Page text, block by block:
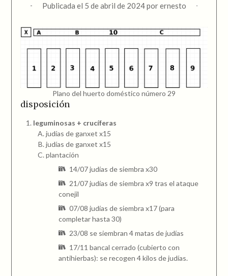
Publicada el 5 de abril de 2024porernesto
Plano del huerto doméstico número 29
disposición
leguminosas + crucíferas
judías de ganxet x15
judías de ganxet x15
plantación
14/07 judías de siembra x30
21/07 judías de siembra x9 tras el ataque
conejil
07/08 judías de siembra x17 (para
completar hasta 30)
23/08 se siembran 4 matas de judías
17/11 bancal cerrado (cubierto con
antihierbas): se recogen 4 kilos de judías.